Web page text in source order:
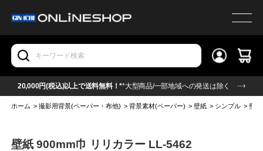
20,000円(税込)以上で送料無料！**大型商品/一部地域への発送は除く
ホーム >撮影用背景(ペーパー・布他) >背景素材(ペーパー) >壁紙 > シンプル >壁紙
壁紙 900mm巾 リリカラー LL-5462